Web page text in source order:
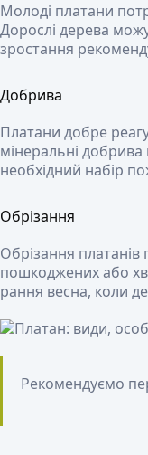
Молоді платани
Дорослі дерева
зростання
Добрива
Платани добре
мінеральні
необхідний набір
Обрізання
Обрізання
пошкоджених або
рання весна, коли
Рекомендуємо